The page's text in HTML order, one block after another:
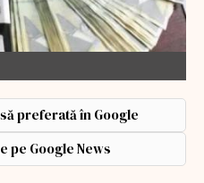
preferată în Google
pe Google News